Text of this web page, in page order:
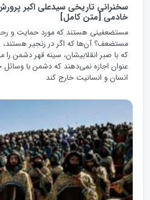
سخنرانی تاریخی سیدعلی اکبر
خادمی [متن کامل]
مستضعفینی هستند که مورد حمایت و
مستضعف؟ آن‌ها که اگر در زنجیر هستند،
که با صبر انقلابیشان، سینه‌ قهر دشمن
عنوان اجازه نمی‌دهند که دشمن با وسائل
انسان و انسانیت خارج کند